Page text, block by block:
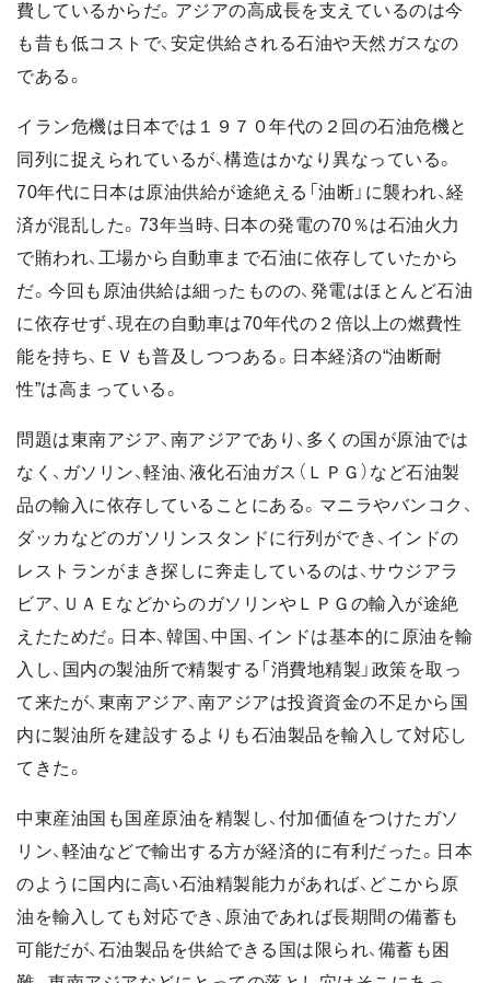
費しているからだ。アジアの高成長を支えているのは今
も昔も低コストで、安定供給される石油や天然ガスなの
である。
イラン危機は日本では１９７０年代の２回の石油危機と
同列に捉えられているが、構造はかなり異なっている。
70年代に日本は原油供給が途絶える「油断」に襲われ、経
済が混乱した。73年当時、日本の発電の70％は石油火力
で賄われ、工場から自動車まで石油に依存していたから
だ。今回も原油供給は細ったものの、発電はほとんど石油
に依存せず、現在の自動車は70年代の２倍以上の燃費性
能を持ち、ＥＶも普及しつつある。日本経済の“油断耐
性”は高まっている。
問題は東南アジア、南アジアであり、多くの国が原油では
なく、ガソリン、軽油、液化石油ガス（ＬＰＧ）など石油製
品の輸入に依存していることにある。マニラやバンコク、
ダッカなどのガソリンスタンドに行列ができ、インドの
レストランがまき探しに奔走しているのは、サウジアラ
ビア、ＵＡＥなどからのガソリンやＬＰＧの輸入が途絶
えたためだ。日本、韓国、中国、インドは基本的に原油を輸
入し、国内の製油所で精製する「消費地精製」政策を取っ
て来たが、東南アジア、南アジアは投資資金の不足から国
内に製油所を建設するよりも石油製品を輸入して対応し
てきた。
中東産油国も国産原油を精製し、付加価値をつけたガソ
リン、軽油などで輸出する方が経済的に有利だった。日本
のように国内に高い石油精製能力があれば、どこから原
油を輸入しても対応でき、原油であれば長期間の備蓄も
可能だが、石油製品を供給できる国は限られ、備蓄も困